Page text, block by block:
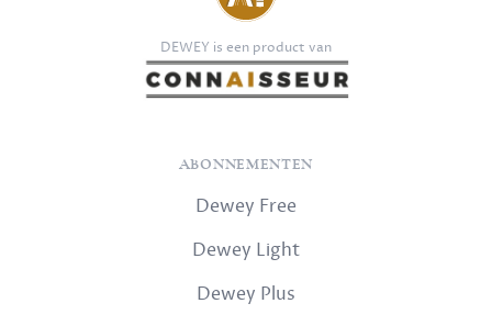
DEWEY is een product van
ABONNEMENTEN
Dewey Free
Dewey Light
Dewey Plus